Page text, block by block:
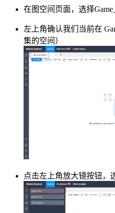
在图空间页面，选择
左上角确认我们当前在
集的空间）
点击左上角放大镜按钮，